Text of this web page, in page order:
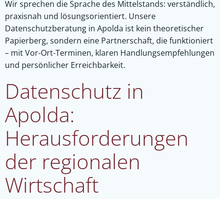
Wir sprechen die Sprache des Mittelstands: verständlich,
praxisnah und lösungsorientiert. Unsere
Datenschutzberatung in Apolda ist kein theoretischer
Papierberg, sondern eine Partnerschaft, die funktioniert
– mit Vor-Ort-Terminen, klaren Handlungsempfehlungen
und persönlicher Erreichbarkeit.
Datenschutz in
Apolda:
Herausforderungen
der regionalen
Wirtschaft